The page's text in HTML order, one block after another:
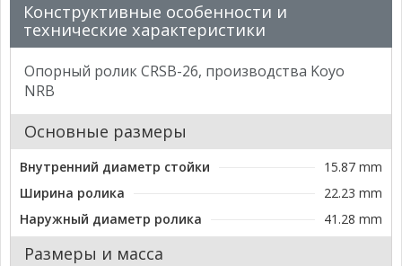
Конструктивные особенности и
технические характеристики
Опорный ролик CRSB-26, производства Koyo
NRB
Основные размеры
Внутренний диаметр стойки
15.87 mm
Ширина ролика
22.23 mm
Наружный диаметр ролика
41.28 mm
Размеры и масса